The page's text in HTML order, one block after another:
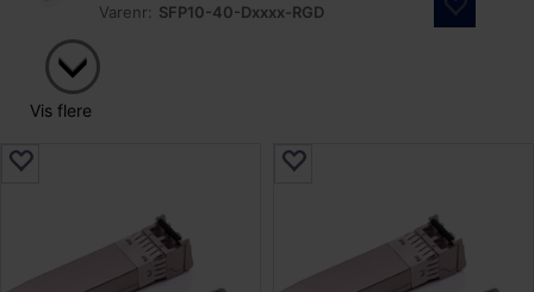
Varenr: SFP10-40-Dxxxx-RGD
Vis flere